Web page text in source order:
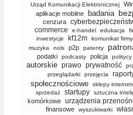
Urząd Komunikacji Elektronicznej
aplikacje mobilne badania
cenzura
commerce
e-handel edukacja
inwestycje kf12m komunikat firmy
muzyka nols p2p patenty
podatki podcasty policja politycy
autorskie prawo prywatność
przeglądarki
przejęcia
społecznościowe
sklepy
sprzedaż
startupy sztuczna
komórkowe
urządzenia
finansowe
wyszukiwarki